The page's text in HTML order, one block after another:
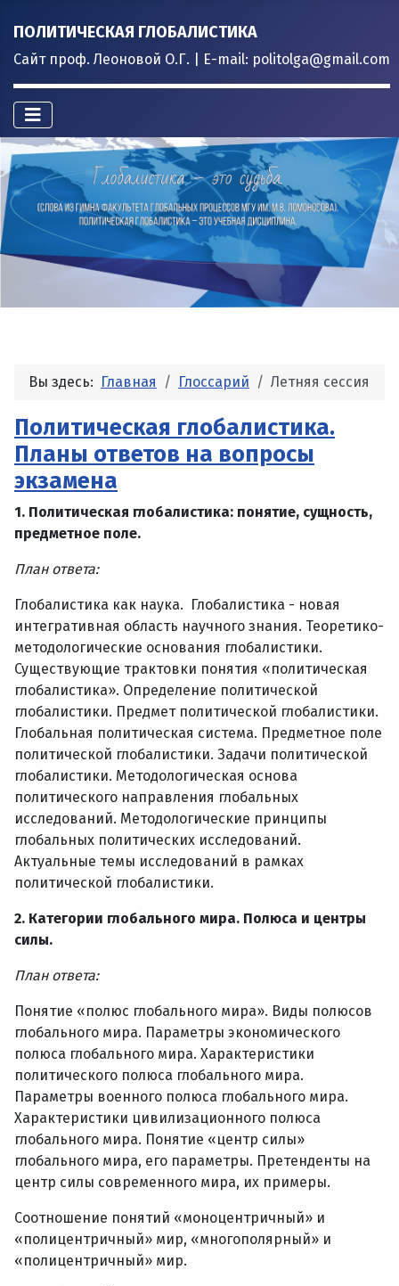
ПОЛИТИЧЕСКАЯ ГЛОБАЛИСТИКА
Сайт проф. Леоновой О.Г. | E-mail: politolga@gmail.com
Вы здесь: Главная Глоссарий Летняя сессия
Политическая глобалистика.
Планы ответов на вопросы
экзамена
1. Политическая глобалистика: понятие, сущность,
предметное поле.
План ответа:
Глобалистика как наука. Глобалистика - новая
интегративная область научного знания. Теоретико-
методологические основания глобалистики.
Существующие трактовки понятия «политическая
глобалистика». Определение политической
глобалистики. Предмет политической глобалистики.
Глобальная политическая система. Предметное поле
политической глобалистики. Задачи политической
глобалистики. Методологическая основа
политического направления глобальных
исследований. Методологические принципы
глобальных политических исследований.
Актуальные темы исследований в рамках
политической глобалистики.
2. Категории глобального мира. Полюса и центры
силы.
План ответа:
Понятие «полюс глобального мира». Виды полюсов
глобального мира. Параметры экономического
полюса глобального мира. Характеристики
политического полюса глобального мира.
Параметры военного полюса глобального мира.
Характеристики цивилизационного полюса
глобального мира. Понятие «центр силы»
глобального мира, его параметры. Претенденты на
центр силы современного мира, их примеры.
Соотношение понятий «моноцентричный» и
«полицентричный» мир, «многополярный» и
«полицентричный» мир.